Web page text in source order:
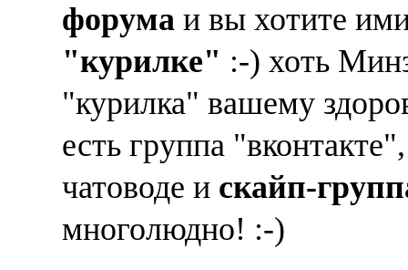
форума и вы хотите
"курилке" :-) хоть
"курилка" вашему
есть группа
чатоводе и скайп-
многолюдно! :-)